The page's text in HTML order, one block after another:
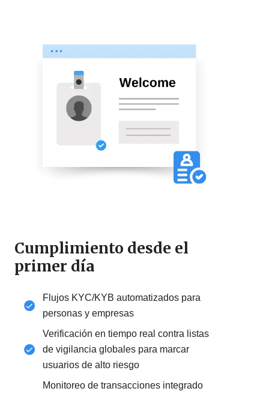
Cumplimiento desde el
primer día
Flujos KYC/KYB automatizados para
personas y empresas
Verificación en tiempo real contra listas
de vigilancia globales para marcar
usuarios de alto riesgo
Monitoreo de transacciones integrado